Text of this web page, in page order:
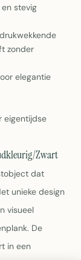
stevig
zonder
elegantie
eigentijdse
Zwart
dat
unieke design
visueel
De
in een